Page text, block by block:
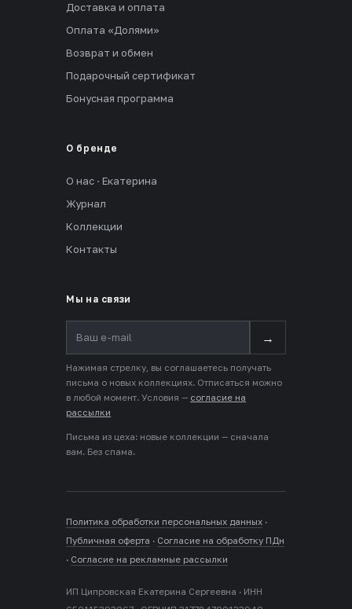
Доставка и оплата
Оплата «Долями»
Возврат и обмен
Подарочный сертификат
Бонусная программа
О бренде
О нас · Екатерина
Журнал
Коллекции
Контакты
Мы на связи
→
Нажимая стрелку, вы соглашаетесь получать
письма о новых коллекциях. Отписаться можно
в любой момент. Условия — согласие на
рассылки
Письма из цеха: новые коллекции — сначала
вам. Без спама.
Политика обработки персональных данных ·
Публичная оферта · Согласие на обработку ПДн
· Согласие на рекламные рассылки
ИП Ципровская Екатерина Сергеевна · ИНН